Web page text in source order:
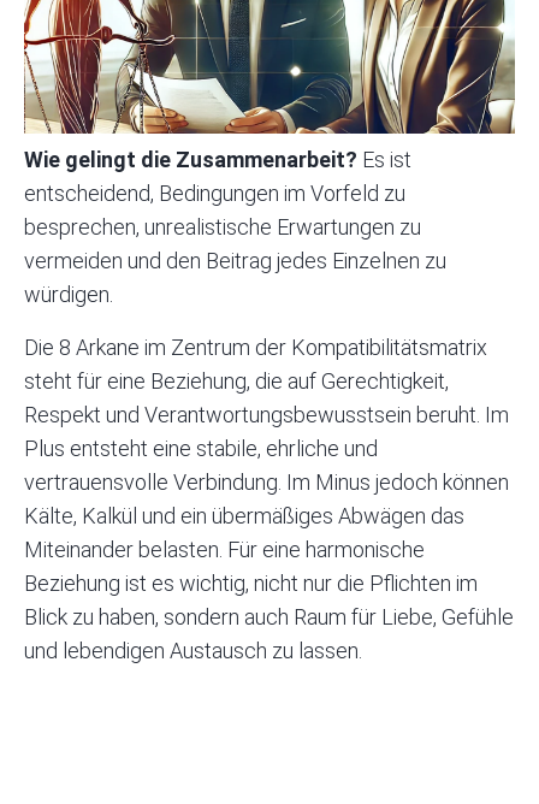
Wie gelingt die Zusammenarbeit? Es ist
entscheidend, Bedingungen im Vorfeld zu
besprechen, unrealistische Erwartungen zu
vermeiden und den Beitrag jedes Einzelnen zu
würdigen.
Die 8 Arkane im Zentrum der Kompatibilitätsmatrix
steht für eine Beziehung, die auf Gerechtigkeit,
Respekt und Verantwortungsbewusstsein beruht. Im
Plus entsteht eine stabile, ehrliche und
vertrauensvolle Verbindung. Im Minus jedoch können
Kälte, Kalkül und ein übermäßiges Abwägen das
Miteinander belasten. Für eine harmonische
Beziehung ist es wichtig, nicht nur die Pflichten im
Blick zu haben, sondern auch Raum für Liebe, Gefühle
und lebendigen Austausch zu lassen.